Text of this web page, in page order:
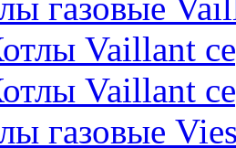
Vaillant
Vaillant
газовые